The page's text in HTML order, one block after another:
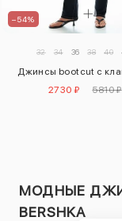
–54%
32 34 36 38 40
Джинсы bootcut с
2730 ₽
5810 ₽
МОДНЫЕ
BERSHKA